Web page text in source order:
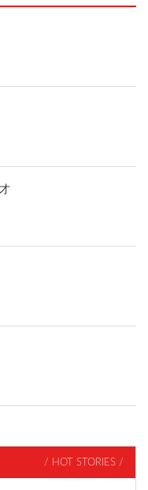
/ HOT STORIES /